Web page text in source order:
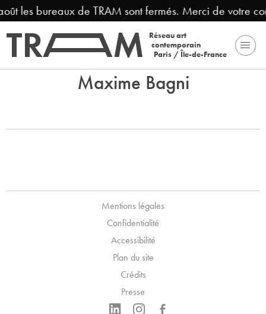
les bureaux de TRAM sont fermés. Merci de votre
Réseau art
contemporain
Paris / Île-de-France
Maxime Bagni
Mentions légales
Confidentialité
Accessibilité
Plan du site
Crédits
Presse